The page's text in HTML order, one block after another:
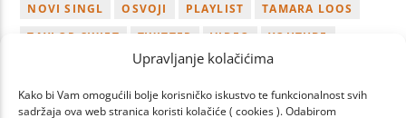
Upravljanje kolačićima
Kako bi Vam omogućili bolje korisničko iskustvo te funkcionalnost svih
sadržaja ova web stranica koristi kolačiće ( cookies ). Odabirom
NOVI SINGL
OSVOJI PLAYLIST
TAMARA LOOS
TAYLOR SWIFT
TWITTER VIDEO
YOUTUBE